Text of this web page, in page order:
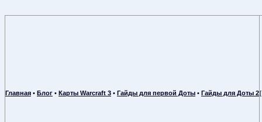
Главная • Блог • Карты Warcraft 3 • Гайды для первой Доты • Гайды для Доты 2